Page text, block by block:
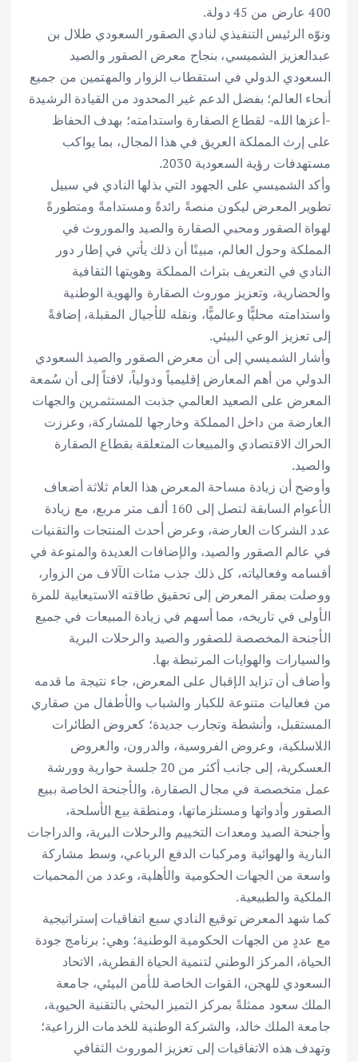
400 عارض من 45 دولة.
ونوّه الرئيس التنفيذي لنادي الصقور السعودي طلال بن
عبدالعزيز الشميسي، بنجاح معرض الصقور والصيد
السعودي الدولي في استقطاب الزوار والمهتمين من جميع
أنحاء العالم؛ بفضل الدعم غير المحدود من القيادة الرشيدة
-أعزها الله- لقطاع الصقارة واستدامته؛ بهدف الحفاظ
على إرث المملكة العريق في هذا المجال، بما يواكب
مستهدفات رؤية السعودية 2030.
وأكد الشميسي على الجهود التي بذلها النادي في سبيل
تطوير المعرض ليكون منصةً رائدةً ومستدامةً ومتطورةً
لهواة الصقور ومحبي الصقارة والصيد والموروث في
المملكة وحول العالم، مبينًا أن ذلك يأتي في إطار دور
النادي في التعريف بتراث المملكة وهويتها الثقافية
والحضارية، وتعزيز موروث الصقارة والهوية الوطنية
واستدامته محليًّا وعالميًّا، ونقله للأجيال المقبلة، إضافةً
إلى تعزيز الوعي البيئي.
وأشار الشميسي إلى أن معرض الصقور والصيد السعودي
الدولي من أهم المعارض إقليمياً ودولياً، لافتاً إلى أن سُمعة
المعرض على الصعيد العالمي جذبت المستثمرين والجهات
العارضة من داخل المملكة وخارجها للمشاركة، وعززت
الحراك الاقتصادي والمبيعات المتعلقة بقطاع الصقارة
والصيد.
وأوضح أن زيادة مساحة المعرض هذا العام ثلاثة أضعاف
الأعوام السابقة لتصل إلى 160 ألف متر مربع، مع زيادة
عدد الشركات العارضة، وعرض أحدث المنتجات والتقنيات
في عالم الصقور والصيد، والإضافات العديدة والمنوعة في
أقسامه وفعالياته، كل ذلك جذب مئات الآلاف من الزوار،
ووصلت بمقر المعرض إلى تحقيق طاقته الاستيعابية للمرة
الأولى في تاريخه، مما أسهم في زيادة المبيعات في جميع
الأجنحة المخصصة للصقور والصيد والرحلات البرية
والسيارات والهوايات المرتبطة بها.
وأضاف أن تزايد الإقبال على المعرض، جاء نتيجة ما قدمه
من فعاليات متنوعة للكبار والشباب والأطفال من صقاري
المستقبل، وأنشطة وتجارب جديدة؛ كعروض الطائرات
اللاسلكية، وعروض الفروسية، والدرون، والعروض
العسكرية، إلى جانب أكثر من 20 جلسة حوارية وورشة
عمل متخصصة في مجال الصقارة، والأجنحة الخاصة ببيع
الصقور وأدواتها ومستلزماتها، ومنطقة بيع الأسلحة،
وأجنحة الصيد ومعدات التخييم والرحلات البرية، والدراجات
النارية والهوائية ومركبات الدفع الرباعي، وسط مشاركة
واسعة من الجهات الحكومية والأهلية، وعدد من المحميات
الملكية والطبيعية.
كما شهد المعرض توقيع النادي سبع اتفاقيات إستراتيجية
مع عددٍ من الجهات الحكومية الوطنية؛ وهي: برنامج جودة
الحياة، المركز الوطني لتنمية الحياة الفطرية، الاتحاد
السعودي للهجن، القوات الخاصة للأمن البيئي، جامعة
الملك سعود ممثلةً بمركز التميز البحثي بالتقنية الحيوية،
جامعة الملك خالد، والشركة الوطنية للخدمات الزراعية؛
وتهدف هذه الاتفاقيات إلى تعزيز الموروث الثقافي